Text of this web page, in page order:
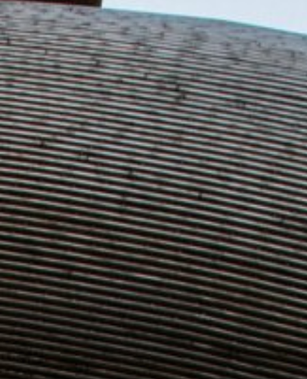
Zweck:
Dieser Cookie speichert die ausgewählten Einverständnis-Optionen des Benutzers
Cookie Laufzeit:
1 Jahr
TRACKING
Tracking Cookies erfassen Informationen anonym.
Diese Informationen helfen uns zu verstehen, wie
unsere Besucher unsere Website nutzen.
Google Analytics
Name:
_ga, _gid, _gat_gtag_
Anbieter:
Google
Zweck:
Statistik der Seitenaufrufe
Cookie Laufzeit:
2 Jahre